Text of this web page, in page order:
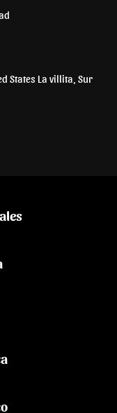
States La villita, Sur